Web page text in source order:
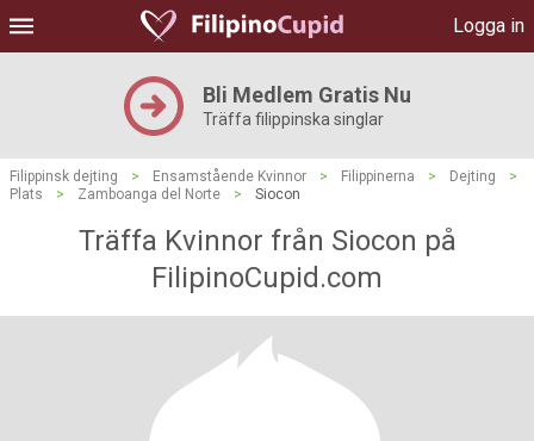
Logga in
Bli Medlem Gratis Nu
Träffa filippinska singlar
Filippinsk dejting > Ensamstående Kvinnor > Filippinerna > Dejting
>
Plats
> Zamboanga del Norte > Siocon
Träffa Kvinnor från Siocon på
FilipinoCupid.com